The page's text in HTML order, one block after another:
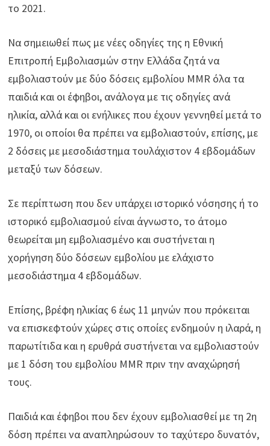
το 2021.
Να σημειωθεί πως με νέες οδηγίες της η Εθνική
Επιτροπή Εμβολιασμών στην Ελλάδα ζητά να
εμβολιαστούν με δύο δόσεις εμβολίου MMR όλα τα
παιδιά και οι έφηβοι, ανάλογα με τις οδηγίες ανά
ηλικία, αλλά και οι ενήλικες που έχουν γεννηθεί μετά το
1970, οι οποίοι θα πρέπει να εμβολιαστούν, επίσης, με
2 δόσεις με μεσοδιάστημα τουλάχιστον 4 εβδομάδων
μεταξύ των δόσεων.
Σε περίπτωση που δεν υπάρχει ιστορικό νόσησης ή το
ιστορικό εμβολιασμού είναι άγνωστο, το άτομο
θεωρείται μη εμβολιασμένο και συστήνεται η
χορήγηση δύο δόσεων εμβολίου με ελάχιστο
μεσοδιάστημα 4 εβδομάδων.
Επίσης, βρέφη ηλικίας 6 έως 11 μηνών που πρόκειται
να επισκεφτούν χώρες στις οποίες ενδημούν η ιλαρά, η
παρωτίτιδα και η ερυθρά συστήνεται να εμβολιαστούν
με 1 δόση του εμβολίου MMR πριν την αναχώρησή
τους.
Παιδιά και έφηβοι που δεν έχουν εμβολιασθεί με τη 2η
δόση πρέπει να αναπληρώσουν το ταχύτερο δυνατόν,